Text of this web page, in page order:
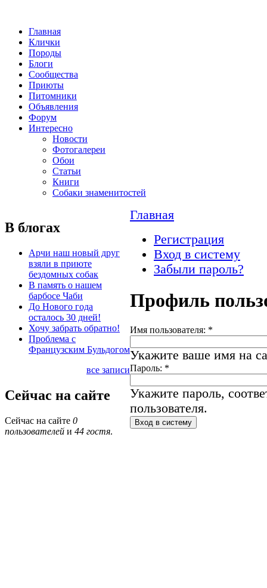
Главная
Клички
Породы
Блоги
Сообщества
Приюты
Питомники
Объявления
Форум
Интересно
Новости
Фотогалереи
Обои
Статьи
Книги
Собаки знаменитостей
В блогах
Арчи наш новый друг
взяли в приюте
бездомных собак
В память о нашем
барбосе Чаби
До Нового года
осталось 30 дней!
Хочу забрать обратно!
Проблема с
Французским Бульдогом
все записи
Сейчас на сайте
Сейчас на сайте 0
пользователей и 44 гостя.
Главная
Регистрация
Вход в систему
Забыли пароль?
Профиль
Имя пользователя: *
Укажите ваше имя на
Пароль: *
Укажите пароль,
пользователя.